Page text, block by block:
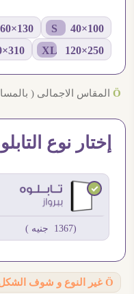
100×40 S
130×60 M
250×120 XL
310×150 XXL
Ö المقاس الاجمالى (
إختار نوع
(1367 جنيه )
Ö غير النوع و شوف الشكل